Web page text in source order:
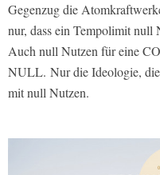
Gegenzug die
nur, dass ein Tempolimit null
Auch null Nutzen für eine
NULL. Nur die Ideologie,
mit null Nutzen.